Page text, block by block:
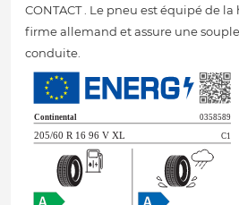
CONTACT . Le pneu est équipé de
firme allemand et assure une
conduite.